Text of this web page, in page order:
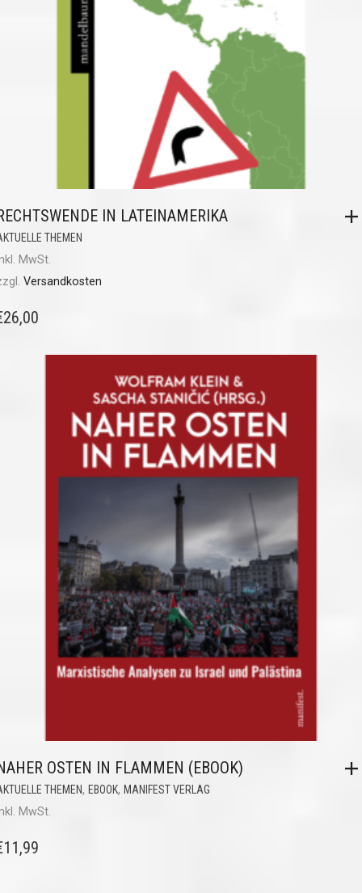
IN LATEINAMERIKA
THEMEN
MwSt.
Versandkosten
26,00
OSTEN IN FLAMMEN (EBOOK)
THEMEN, EBOOK, MANIFEST VERLAG
MwSt.
11,99